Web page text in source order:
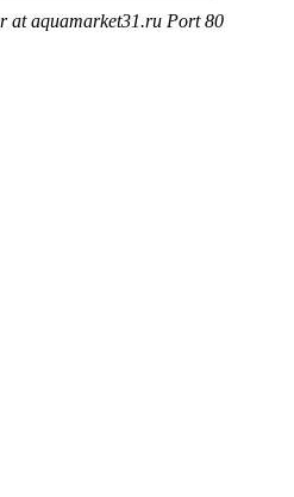
at aquamarket31.ru Port 80